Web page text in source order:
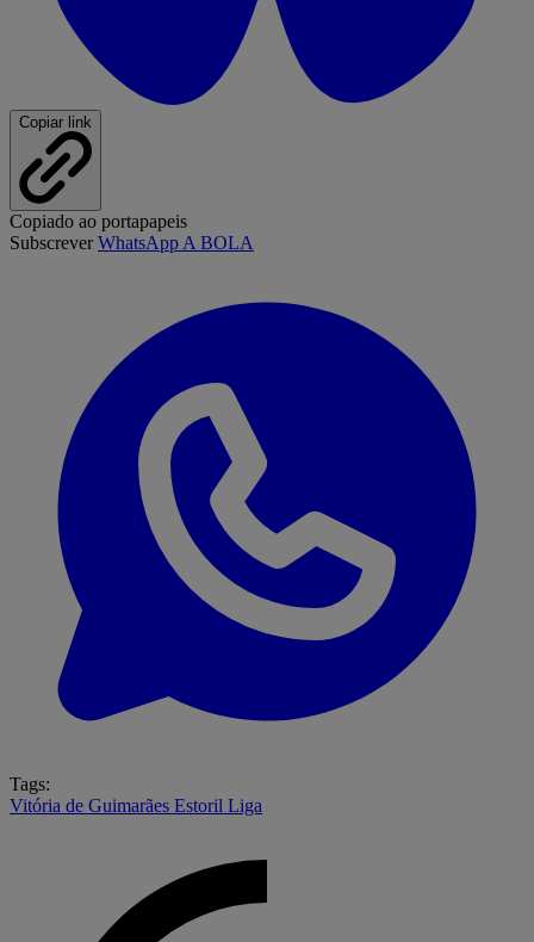
Copiar link
Copiado ao portapapeis
SubscreverWhatsApp A BOLA
Tags:
Vitória de Guimarães Estoril Liga